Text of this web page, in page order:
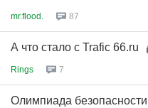
mr.flood. 87
А что стало с Trafic 66.ru
Rings 7
Олимпиада безопасности